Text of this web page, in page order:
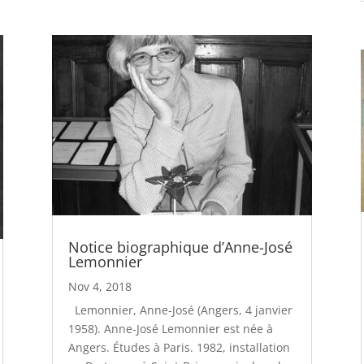
Notice biographique d’Anne-José
Lemonnier
Nov 4, 2018
Lemonnier, Anne-José (Angers, 4 janvier
1958). Anne-José Lemonnier est née à
Angers. Études à Paris. 1982, installation